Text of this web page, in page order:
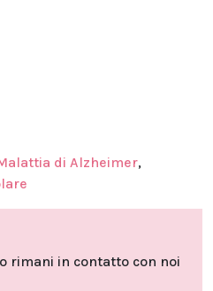
di Alzheimer,
rimani in contatto con noi